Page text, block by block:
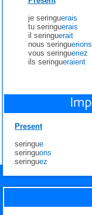
je seringuerais
tu seringuerais
il seringuerait
nous seringuerions
vous seringueriez
ils seringueraient
Present
seringue
seringuons
seringuez